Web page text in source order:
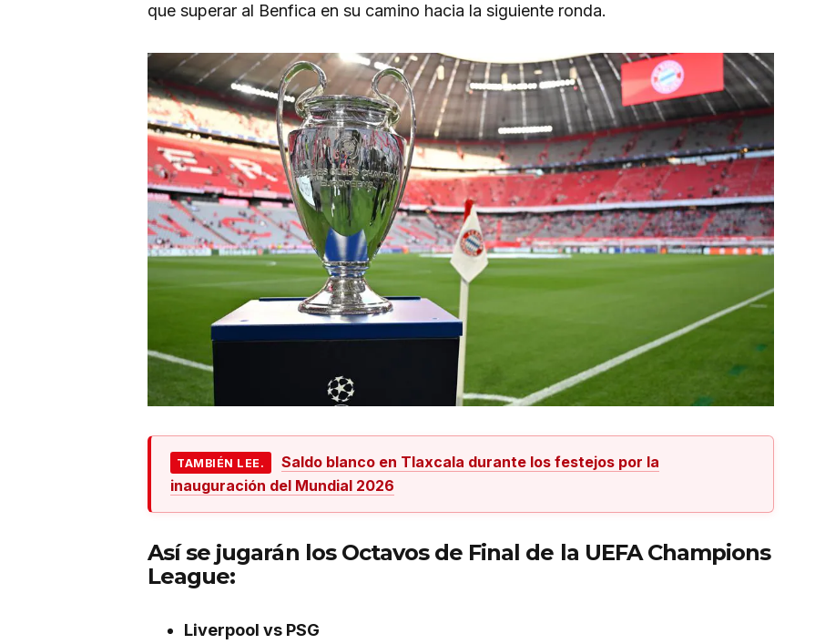
que superar al Benfica en su camino hacia la siguiente ronda.
TAMBIÉN LEE.
Saldo blanco en Tlaxcala durante los festejos por la
inauguración del Mundial 2026
Así se jugarán los Octavos de Final de la UEFA Champions
League:
Liverpool vs PSG